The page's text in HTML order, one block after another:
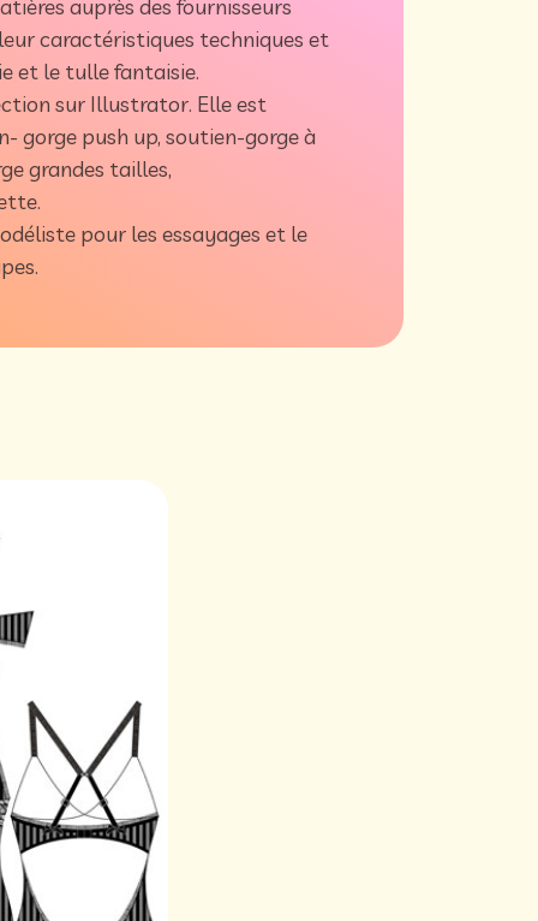
auprès des fournisseurs
caractéristiques techniques et
et le tulle fantaisie.
sur Illustrator. Elle est
gorge push up, soutien-gorge à
grandes tailles,
pour les essayages et le